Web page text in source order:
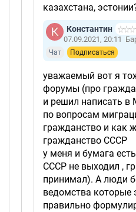
казахстана,
Константин
07.09.2021, 20:11
Чат Подписаться
уважаемый вот я
форумы (про
и решил написать
по вопросам
гражданство и как
гражданство СССР
у меня и бумага
СССР не выходил ,
принимал). А люди
ведомства которые
правильно